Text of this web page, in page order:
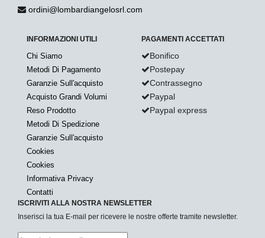
ordini@lombardiangelosrl.com
INFORMAZIONI UTILI
Chi Siamo
Metodi Di Pagamento
Garanzie Sull'acquisto
Acquisto Grandi Volumi
Reso Prodotto
Metodi Di Spedizione
Garanzie Sull'acquisto
Cookies
Cookies
Informativa Privacy
Contatti
PAGAMENTI ACCETTATI
Bonifico
Postepay
Contrassegno
Paypal
Paypal express
ISCRIVITI ALLA NOSTRA NEWSLETTER
Inserisci la tua E-mail per ricevere le nostre offerte tramite newsletter.